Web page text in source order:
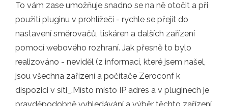
To vám zase umožňuje snadno se na ně otočit a při
použití pluginu v prohlížeči - rychle se přejít do
nastavení směrovačů, tiskáren a dalších zařízení
pomocí webového rozhraní. Jak přesně to bylo
realizováno - neviděl (z informací, které jsem našel,
jsou všechna zařízení a počítače Zeroconf k
dispozici v síti_.Místo místo IP adres a v pluginech je